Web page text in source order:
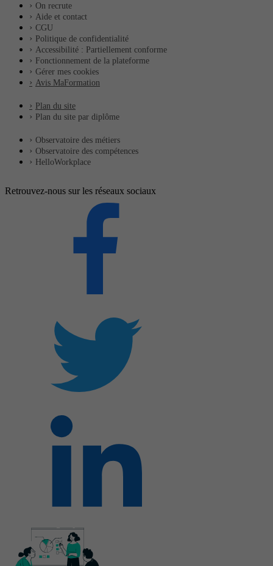
On recrute
Aide et contact
CGU
Politique de confidentialité
Accessibilité : Partiellement conforme
Fonctionnement de la plateforme
Gérer mes cookies
Avis MaFormation
Plan du site
Plan du site par diplôme
Observatoire des métiers
Observatoire des compétences
HelloWorkplace
Retrouvez-nous sur les réseaux sociaux